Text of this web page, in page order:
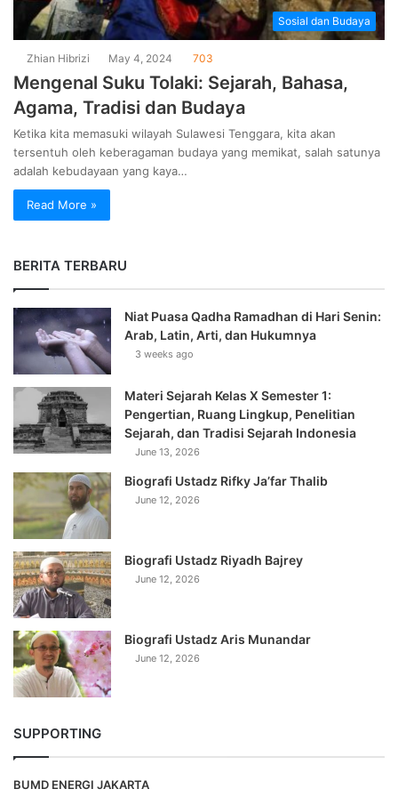
Sosial dan Budaya
Zhian Hibrizi May 4, 2024 703
Mengenal Suku Tolaki: Sejarah, Bahasa,
Agama, Tradisi dan Budaya
Ketika kita memasuki wilayah Sulawesi Tenggara, kita akan
tersentuh oleh keberagaman budaya yang memikat, salah satunya
adalah kebudayaan yang kaya…
Read More »
BERITA TERBARU
Niat Puasa Qadha Ramadhan di Hari Senin:
Arab, Latin, Arti, dan Hukumnya
3 weeks ago
Materi Sejarah Kelas X Semester 1:
Pengertian, Ruang Lingkup, Penelitian
Sejarah, dan Tradisi Sejarah Indonesia
June 13, 2026
Biografi Ustadz Rifky Ja’far Thalib
June 12, 2026
Biografi Ustadz Riyadh Bajrey
June 12, 2026
Biografi Ustadz Aris Munandar
June 12, 2026
SUPPORTING
BUMD ENERGI JAKARTA